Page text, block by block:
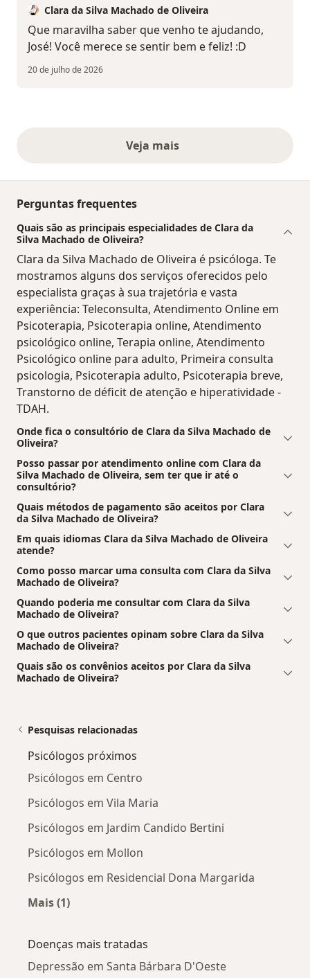
Clara da Silva Machado de Oliveira
Que maravilha saber que venho te ajudando,
José! Você merece se sentir bem e feliz! :D
20 de julho de 2026
Veja maisopiniões acima
Perguntas frequentes
Quais são as principais especialidades de Clara da
Silva Machado de Oliveira?
Clara da Silva Machado de Oliveira é psicóloga. Te
mostramos alguns dos serviços oferecidos pelo
especialista graças à sua trajetória e vasta
experiência: Teleconsulta, Atendimento Online em
Psicoterapia, Psicoterapia online, Atendimento
psicológico online, Terapia online, Atendimento
Psicológico online para adulto, Primeira consulta
psicologia, Psicoterapia adulto, Psicoterapia breve,
Transtorno de déficit de atenção e hiperatividade -
TDAH.
Onde fica o consultório de Clara da Silva Machado de
Oliveira?
Posso passar por atendimento online com Clara da
Silva Machado de Oliveira, sem ter que ir até o
consultório?
Quais métodos de pagamento são aceitos por Clara
da Silva Machado de Oliveira?
Em quais idiomas Clara da Silva Machado de Oliveira
atende?
Como posso marcar uma consulta com Clara da Silva
Machado de Oliveira?
Quando poderia me consultar com Clara da Silva
Machado de Oliveira?
O que outros pacientes opinam sobre Clara da Silva
Machado de Oliveira?
Quais são os convênios aceitos por Clara da Silva
Machado de Oliveira?
Pesquisas relacionadas
Psicólogos próximos
Psicólogos em Centro
Psicólogos em Vila Maria
Psicólogos em Jardim Candido Bertini
Psicólogos em Mollon
Psicólogos em Residencial Dona Margarida
Mais (1)
Doenças mais tratadas
Depressão em Santa Bárbara D'Oeste